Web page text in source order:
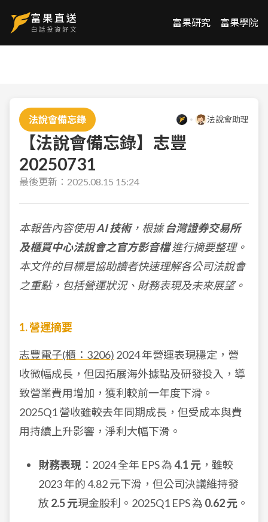
富果研究 富果學院
法說會備忘錄 法說會助理
【法說會備忘錄】志豐
20250731
最後更新： 2025.08.15 15:24
本報告內容使用AI 技術，根據台灣證券交易所
及櫃買中心法說會之官方影音檔進行摘要整理。
本文件的目標是協助讀者快速理解各公司法說會
之重點，包括營運狀況、財務表現及未來展望。
1. 營運摘要
志豐電子(櫃：3206) 2024 年營運表現穩定，營
收微幅成長，但因拓展海外據點及研發投入，導
致營業費用增加，獲利較前一年度下滑。
2025Q1 營收雖較去年同期成長，但受成本與費
用持續上升影響，淨利大幅下滑。
財務表現 ：2024 全年 EPS 為4.1 元 ，雖較
2023 年的 4.82 元下滑，但公司決議維持發
放 2.5 元現金股利。2025Q1 EPS 為 0.62 元 。